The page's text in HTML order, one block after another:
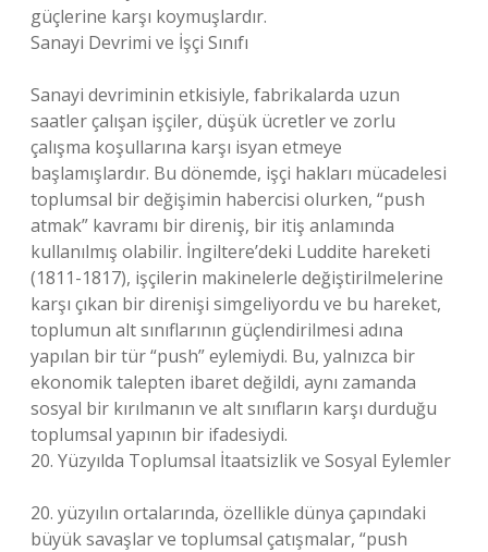
güçlerine karşı koymuşlardır.
Sanayi Devrimi ve İşçi Sınıfı
Sanayi devriminin etkisiyle, fabrikalarda uzun
saatler çalışan işçiler, düşük ücretler ve zorlu
çalışma koşullarına karşı isyan etmeye
başlamışlardır. Bu dönemde, işçi hakları mücadelesi
toplumsal bir değişimin habercisi olurken, “push
atmak” kavramı bir direniş, bir itiş anlamında
kullanılmış olabilir. İngiltere’deki Luddite hareketi
(1811-1817), işçilerin makinelerle değiştirilmelerine
karşı çıkan bir direnişi simgeliyordu ve bu hareket,
toplumun alt sınıflarının güçlendirilmesi adına
yapılan bir tür “push” eylemiydi. Bu, yalnızca bir
ekonomik talepten ibaret değildi, aynı zamanda
sosyal bir kırılmanın ve alt sınıfların karşı durduğu
toplumsal yapının bir ifadesiydi.
20. Yüzyılda Toplumsal İtaatsizlik ve Sosyal Eylemler
20. yüzyılın ortalarında, özellikle dünya çapındaki
büyük savaşlar ve toplumsal çatışmalar, “push